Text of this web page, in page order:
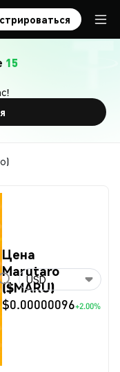
15
Цена
Marutaro
($MARU)
$0.00000096+2.00%
USD